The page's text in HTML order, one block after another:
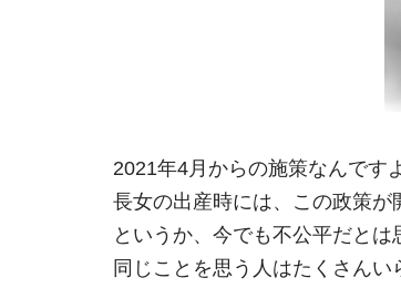
2021年4月からの施策なんです
長女の出産時には、この政策が
というか、今でも不公平だとは
同じことを思う人はたくさんい